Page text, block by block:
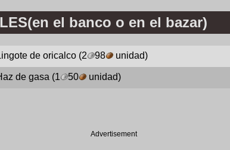
el banco o en el bazar)
de oricalco(2 98 unidad)
de gasa (1 50 unidad)
Advertisement